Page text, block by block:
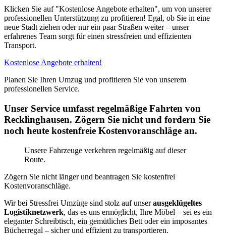
Klicken Sie auf "Kostenlose Angebote erhalten", um von unserer
professionellen Unterstützung zu profitieren! Egal, ob Sie in eine
neue Stadt ziehen oder nur ein paar Straßen weiter – unser
erfahrenes Team sorgt für einen stressfreien und effizienten
Transport.
Kostenlose Angebote erhalten!
Planen Sie Ihren Umzug und profitieren Sie von unserem
professionellen Service.
Unser Service umfasst regelmäßige Fahrten von
Recklinghausen. Zögern Sie nicht und fordern Sie
noch heute kostenfreie Kostenvoranschläge an.
Unsere Fahrzeuge verkehren regelmäßig auf dieser
Route.
Zögern Sie nicht länger und beantragen Sie kostenfrei
Kostenvoranschläge.
Wir bei Stressfrei Umzüge sind stolz auf unserausgeklügeltes
Logistiknetzwerk, das es uns ermöglicht, Ihre Möbel – sei es ein
eleganter Schreibtisch, ein gemütliches Bett oder ein imposantes
Bücherregal – sicher und effizient zu transportieren.